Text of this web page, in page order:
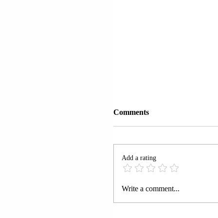
“LEZHË-KRYQËZIMI I
Comments
Add a rating
Write a comment...